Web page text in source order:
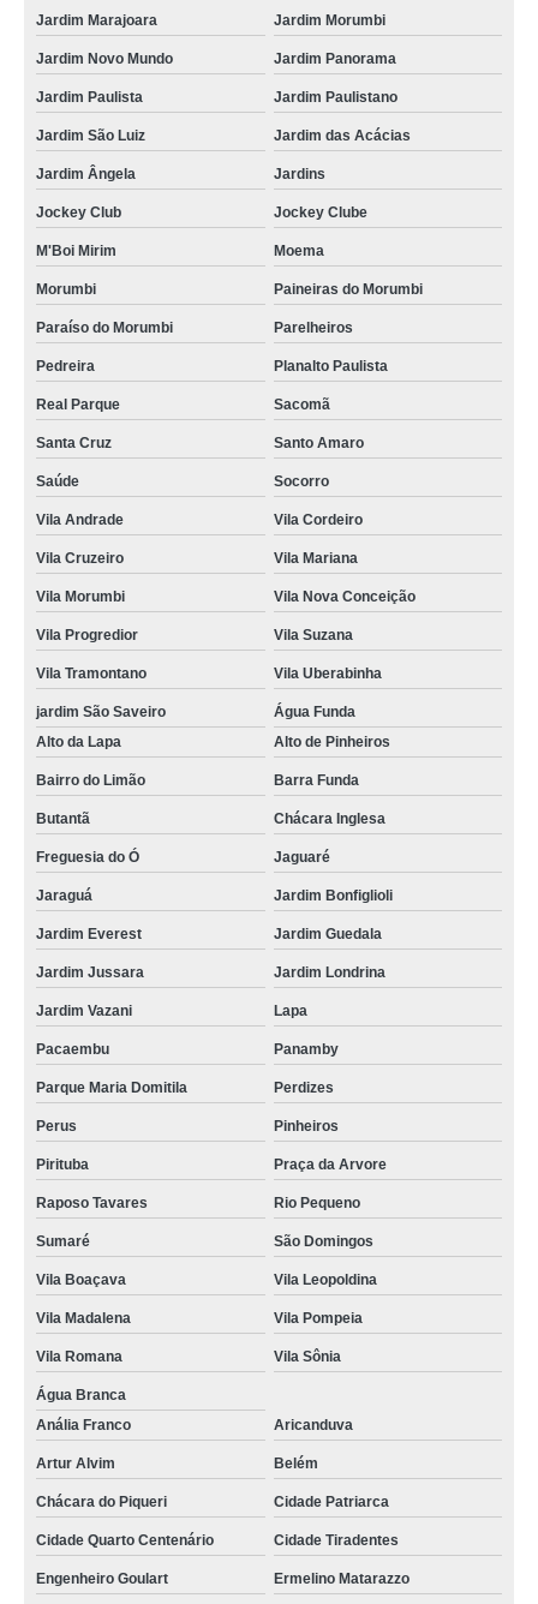
Jardim Marajoara Jardim Morumbi
Jardim Novo Mundo Jardim Panorama
Jardim Paulista Jardim Paulistano
Jardim São Luiz Jardim das Acácias
Jardim Ângela Jardins
Jockey Club Jockey Clube
M'Boi Mirim Moema
Morumbi Paineiras do Morumbi
Paraíso do Morumbi Parelheiros
Pedreira Planalto Paulista
Real Parque Sacomã
Santa Cruz Santo Amaro
Saúde Socorro
Vila Andrade Vila Cordeiro
Vila Cruzeiro Vila Mariana
Vila Morumbi Vila Nova Conceição
Vila Progredior Vila Suzana
Vila Tramontano Vila Uberabinha
jardim São Saveiro
Água Funda
Alto da Lapa
Alto de Pinheiros
Bairro do Limão Barra Funda
Butantã Chácara Inglesa
Freguesia do Ó Jaguaré
Jaraguá Jardim Bonfiglioli
Jardim Everest Jardim Guedala
Jardim Jussara Jardim Londrina
Jardim Vazani Lapa
Pacaembu Panamby
Parque Maria Domitila Perdizes
Perus Pinheiros
Pirituba Praça da Arvore
Raposo Tavares Rio Pequeno
Sumaré São Domingos
Vila Boaçava Vila Leopoldina
Vila Madalena Vila Pompeia
Vila Romana Vila Sônia
Água Branca
Anália Franco
Aricanduva
Artur Alvim Belém
Chácara do Piqueri Cidade Patriarca
Cidade Quarto Centenário Cidade Tiradentes
Engenheiro Goulart Ermelino Matarazzo